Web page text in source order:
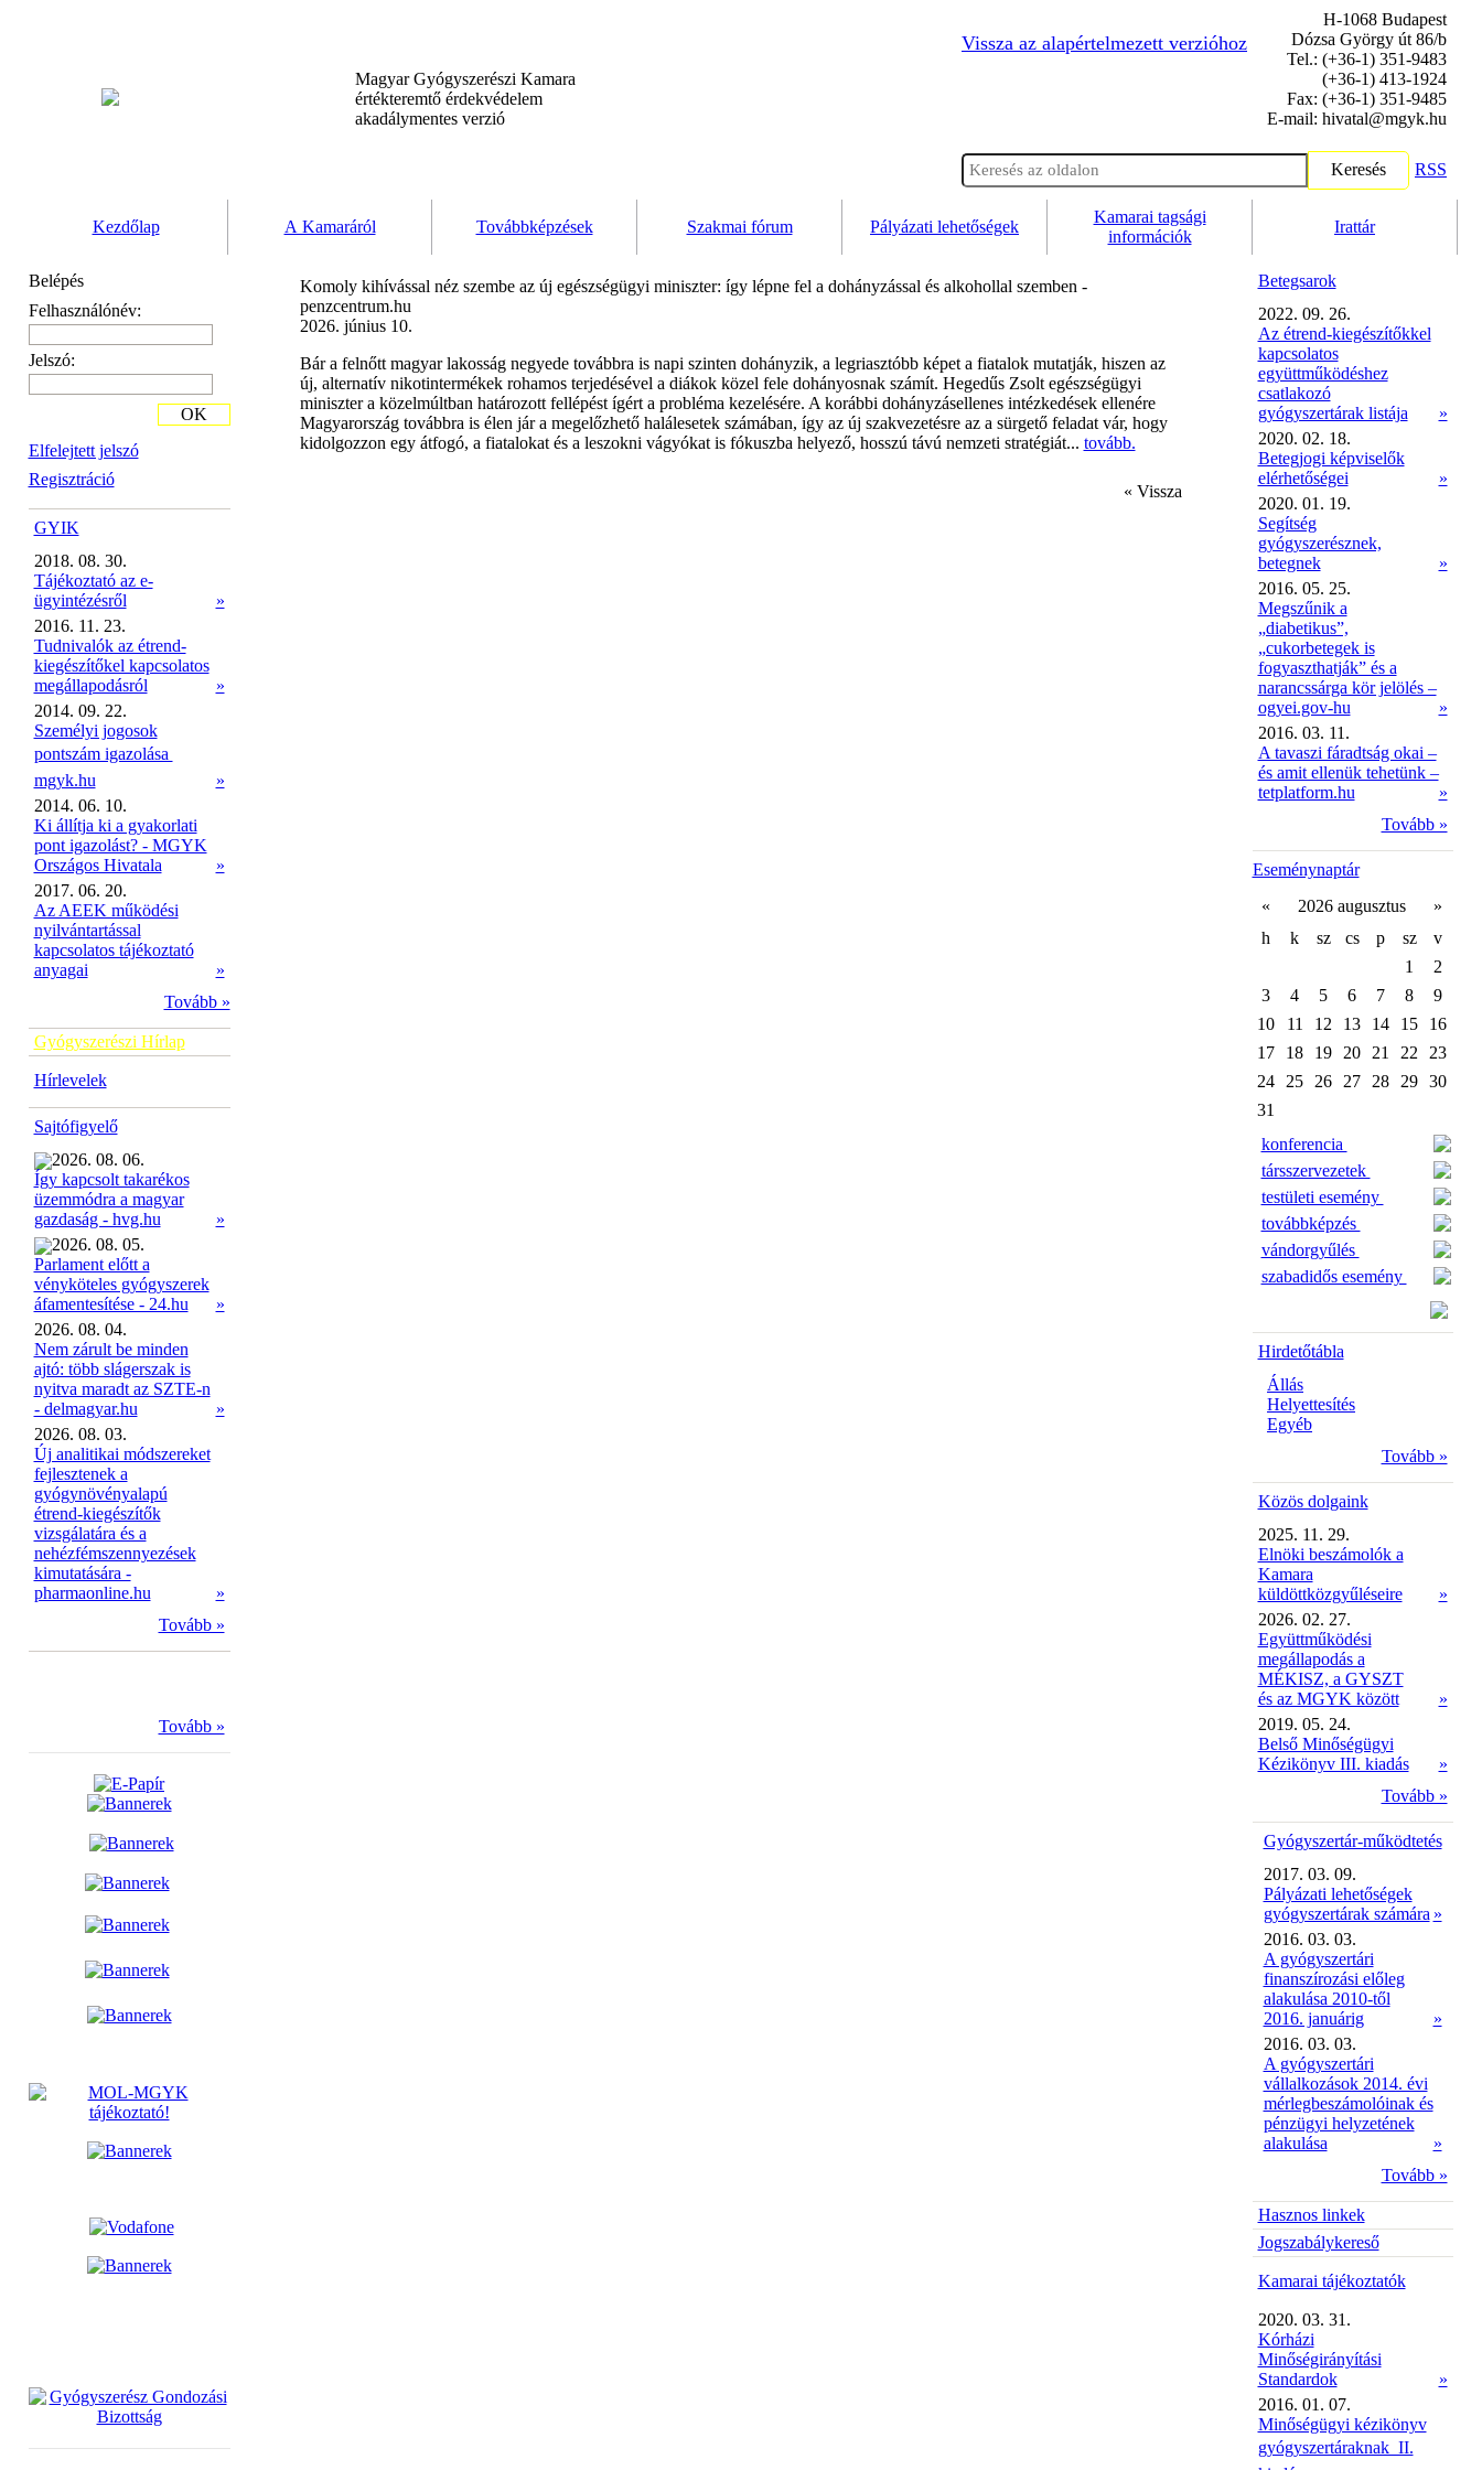
Magyar Gyógyszerészi Kamara
értékteremtő érdekvédelem
akadálymentes verzió
Vissza az alapértelmezett verzióhoz
H-1068 Budapest
Dózsa György út 86/b
Tel.: (+36-1) 351-9483
(+36-1) 413-1924
Fax: (+36-1) 351-9485
E-mail: hivatal@mgyk.hu
Keresés RSS
Kezdőlap A Kamaráról Továbbképzések Szakmai fórum Pályázati lehetőségek
Kamarai tagsági
információk
Irattár
Belépés
Felhasználónév:
Jelszó:
Elfelejtett jelszó
Regisztráció
OK
GYIK
2018. 08. 30.
Tájékoztató az e-
ügyintézésről
»
2016. 11. 23.
Tudnivalók az étrend-
kiegészítőkel kapcsolatos
megállapodásról
»
2014. 09. 22.
Személyi jogosok
pontszám igazolása 
mgyk.hu
»
2014. 06. 10.
Ki állítja ki a gyakorlati
pont igazolást? - MGYK
Országos Hivatala
»
2017. 06. 20.
Az AEEK működési
nyilvántartással
kapcsolatos tájékoztató
anyagai
»
Tovább »
Gyógyszerészi Hírlap
Hírlevelek
Sajtófigyelő
2026. 08. 06.
Így kapcsolt takarékos
üzemmódra a magyar
gazdaság - hvg.hu
»
2026. 08. 05.
Parlament előtt a
vényköteles gyógyszerek
áfamentesítése - 24.hu
»
2026. 08. 04.
Nem zárult be minden
ajtó: több slágerszak is
nyitva maradt az SZTE-n
- delmagyar.hu
»
2026. 08. 03.
Új analitikai módszereket
fejlesztenek a
gyógynövényalapú
étrend-kiegészítők
vizsgálatára és a
nehézfémszennyezések
kimutatására -
pharmaonline.hu
»
Tovább »
Tovább »
Komoly kihívással néz szembe az új egészségügyi miniszter: így lépne fel a dohányzással és alkohollal szemben -
penzcentrum.hu
2026. június 10.
Bár a felnőtt magyar lakosság negyede továbbra is napi szinten dohányzik, a legriasztóbb képet a fiatalok mutatják, hiszen az
új, alternatív nikotintermékek rohamos terjedésével a diákok közel fele dohányosnak számít. Hegedűs Zsolt egészségügyi
miniszter a közelmúltban határozott fellépést ígért a probléma kezelésére. A korábbi dohányzásellenes intézkedések ellenére
Magyarország továbbra is élen jár a megelőzhető halálesetek számában, így az új szakvezetésre az a sürgető feladat vár, hogy
kidolgozzon egy átfogó, a fiatalokat és a leszokni vágyókat is fókuszba helyező, hosszú távú nemzeti stratégiát... tovább.
« Vissza
Betegsarok
2022. 09. 26.
Az étrend-kiegészítőkkel
kapcsolatos
együttműködéshez
csatlakozó
gyógyszertárak listája
»
2020. 02. 18.
Betegjogi képviselők
elérhetőségei
»
2020. 01. 19.
Segítség
gyógyszerésznek,
betegnek
»
2016. 05. 25.
Megszűnik a
„diabetikus”,
„cukorbetegek is
fogyaszthatják” és a
narancssárga kör jelölés –
ogyei.gov-hu
»
2016. 03. 11.
A tavaszi fáradtság okai –
és amit ellenük tehetünk –
tetplatform.hu
»
Tovább »
Eseménynaptár
«
2026 augusztus
»
h
k sz cs p sz
v
1
2
3
4 5 6 7 8
9
10
11 12 13 14 15
16
17
18 19 20 21 22
23
24
25 26 27 28 29 30
31
konferencia
társszervezetek
testületi esemény
továbbképzés
vándorgyűlés
szabadidős esemény
Hirdetőtábla
Állás
Helyettesítés
Egyéb
Tovább »
Közös dolgaink
2025. 11. 29.
Elnöki beszámolók a
Kamara
küldöttközgyűléseire
»
2026. 02. 27.
Együttműködési
megállapodás a
MÉKISZ, a GYSZT
és az MGYK között
»
2019. 05. 24.
Belső Minőségügyi
Kézikönyv III. kiadás
»
Tovább »
Gyógyszertár-működtetés
2017. 03. 09.
Pályázati lehetőségek
gyógyszertárak számára »
2016. 03. 03.
A gyógyszertári
finanszírozási előleg
alakulása 2010-től
2016. januárig
»
2016. 03. 03.
A gyógyszertári
vállalkozások 2014. évi
mérlegbeszámolóinak és
pénzügyi helyzetének
alakulása
»
Tovább »
Hasznos linkek
Jogszabálykereső
Kamarai tájékoztatók
2020. 03. 31.
Kórházi
Minőségirányítási
Standardok
»
2016. 01. 07.
Minőségügyi kézikönyv
gyógyszertáraknak  II.